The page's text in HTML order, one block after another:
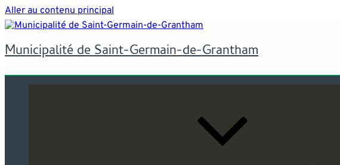
Aller au contenu principal
Municipalité de Saint-Germain-de-Grantham